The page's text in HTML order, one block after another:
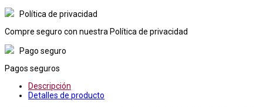
Política de privacidad
Compre seguro con nuestra Política de privacidad
Pago seguro
Pagos seguros
Descripción
Detalles de producto